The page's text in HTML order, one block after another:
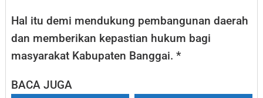
Hal itu demi mendukung pembangunan daerah
dan memberikan kepastian hukum bagi
masyarakat Kabupaten Banggai. *
BACA JUGA